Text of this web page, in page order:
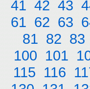
41 42 43
61 62 63
81 82 83
100 101
115 116